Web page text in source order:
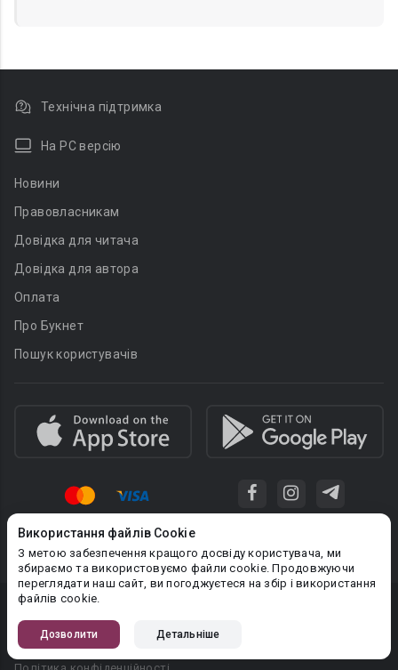
Використання файлів Cookie
З метою забезпечення кращого досвіду користувача, ми
збираємо та використовуємо файли cookie. Продовжуючи
переглядати наш сайт, ви погоджуєтеся на збір і використання
файлів cookie.
Дозволити Детальніше
Технічна підтримка
На PC версію
Новини
Правовласникам
Довідка для читача
Довідка для автора
Оплата
Про Букнет
Пошук користувачів
Увага! Сайт може містити матеріали, не призначені для перегляду
особами, які не досягли 18 років!
Угода користувача